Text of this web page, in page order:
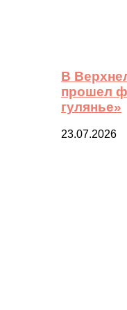
В
прошел
гулянье»
23.07.2026